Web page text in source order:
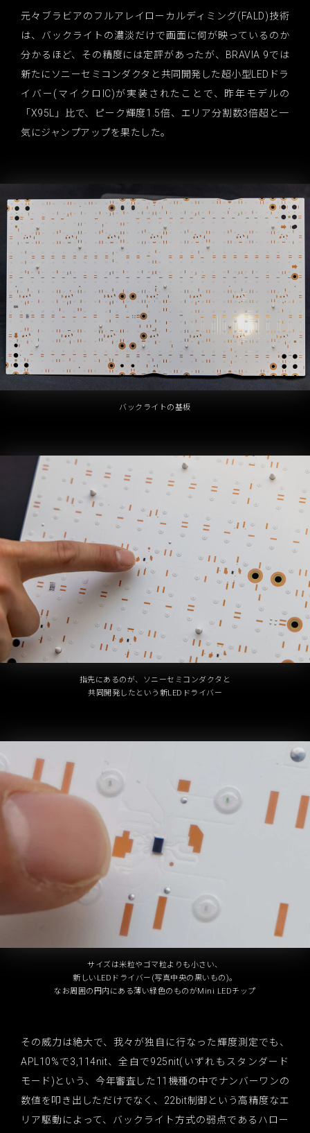
元々ブラビアのフルアレイローカルディミング(FALD)技術
は、バックライトの濃淡だけで画面に何が映っているのか
分かるほど、その精度には定評があったが、BRAVIA 9では
新たにソニーセミコンダクタと共同開発した超小型LEDドラ
イバー(マイクロIC)が実装されたことで、昨年モデルの
「X95L」比で、ピーク輝度1.5倍、エリア分割数3倍超と一
気にジャンプアップを果たした。
バックライトの基板
指先にあるのが、ソニーセミコンダクタと
共同開発したという新LEDドライバー
サイズは米粒やゴマ粒よりも小さい、
新しいLEDドライバー(写真中央の黒いもの)。
なお周囲の円内にある薄い緑色のものがMini LEDチップ
その威力は絶大で、我々が独自に行なった輝度測定でも、
APL10%で3,114nit、全白で925nit(いずれもスタンダード
モード)という、今年審査した11機種の中でナンバーワンの
数値を叩き出しただけでなく、22bit制御という高精度なエ
リア駆動によって、バックライト方式の弱点であるハロー